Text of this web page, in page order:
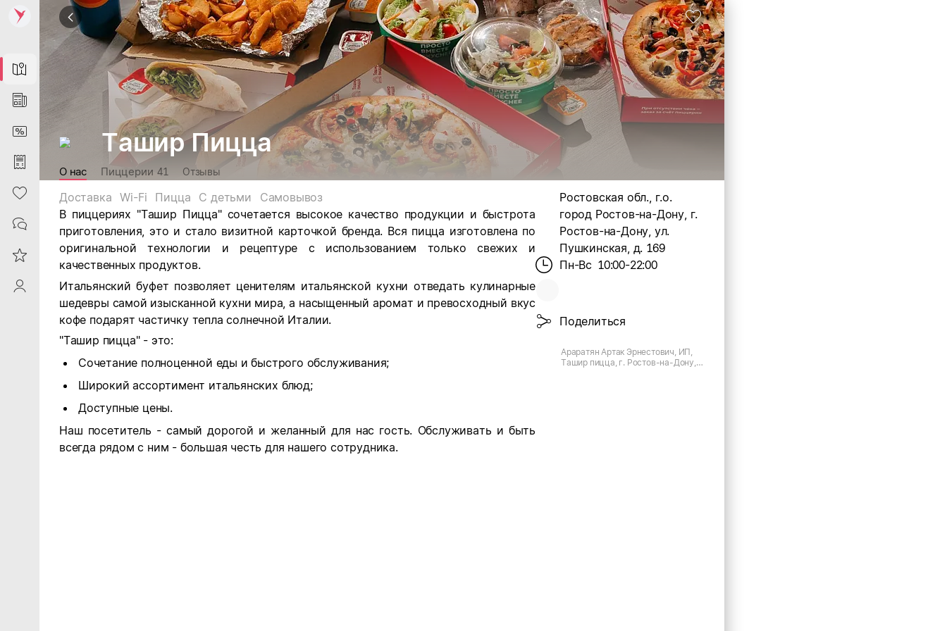
Map
News
DiscountCard
Purchases
Heart
Contacts
Reviews
ProfileSaby
Ташир Пицца
О нас Пиццерии 41 Отзывы
Доставка Wi-Fi Пицца С детьми
Самовывоз
В пиццериях "Ташир Пицца" сочетается высокое качество продукции и быстрота
приготовления, это и стало визитной карточкой бренда. Вся пицца изготовлена по
оригинальной технологии и рецептуре с использованием только свежих и
качественных продуктов.
Итальянский буфет позволяет ценителям итальянской кухни отведать кулинарные
шедевры самой изысканной кухни мира, а насыщенный аромат и превосходный вкус
кофе подарят частичку тепла солнечной Италии.
"Ташир пицца" - это:
Сочетание полноценной еды и быстрого обслуживания;
Широкий ассортимент итальянских блюд;
Доступные цены.
Наш посетитель - самый дорогой и желанный для нас гость. Обслуживать и быть
всегда рядом с ним - большая честь для нашего сотрудника.
Ростовская обл., г.о.
город Ростов-на-Дону, г.
Ростов-на-Дону, ул.
Пушкинская, д. 169
Пн-Вс 10:00-22:00
Поделиться
Араратян Артак Эрнестович, ИП,
Ташир пицца, г. Ростов-на-Дону,